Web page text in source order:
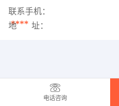
联系手机：
****
地 址：
电话咨询